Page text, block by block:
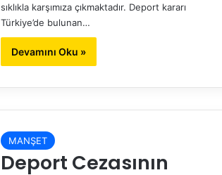
sıklıkla karşımıza çıkmaktadır. Deport kararı
Türkiye’de bulunan…
Devamını Oku »
MANŞET
Deport Cezasının